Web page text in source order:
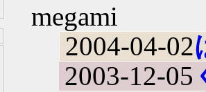
megami
2004-04-02
2003-12-05